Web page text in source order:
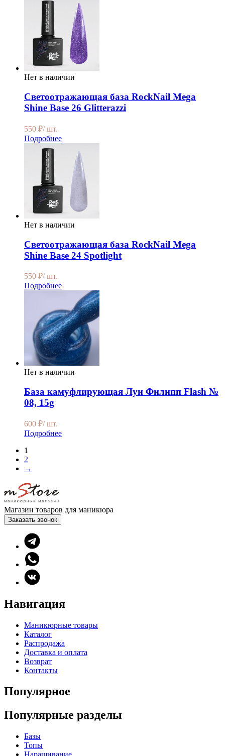
Нет в наличии
Светоотражающая база RockNail Mega
Shine Base 26 Glitterazzi
550 ₽/ шт.
Подробнее
Нет в наличии
Светоотражающая база RockNail Mega
Shine Base 24 Spotlight
550 ₽/ шт.
Подробнее
Нет в наличии
База камуфлирующая Луи Филипп Flash №
08, 15g
600 ₽/ шт.
Подробнее
1
2
→
Магазин товаров для маникюра
Заказать звонок
Навигация
Маникюрные товары
Каталог
Распродажа
Доставка и оплата
Возврат
Контакты
Популярное
Популярные разделы
Базы
Топы